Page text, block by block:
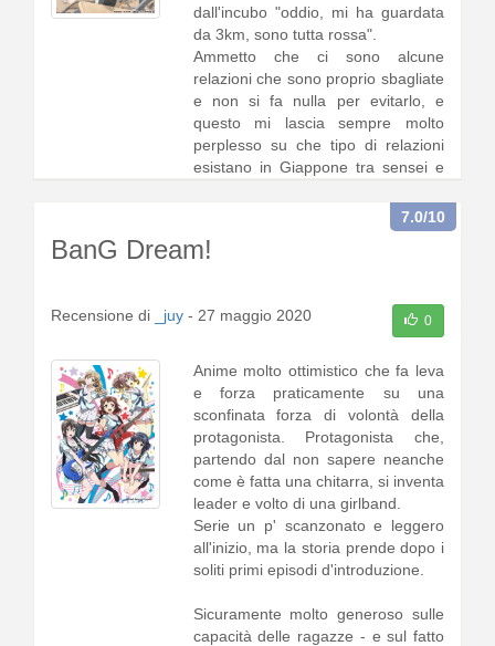
dall'incubo "oddio, mi ha guardata
da 3km, sono tutta rossa".
Ammetto che ci sono alcune
relazioni che sono proprio sbagliate
e non si fa nulla per evitarlo, e
questo mi lascia sempre molto
perplesso su che tipo di relazioni
esistano in Giappone tra sensei e
BanG Dream!
7.0/10
Recensione di _juy - 27 maggio 2020 0
Anime molto ottimistico che fa leva
e forza praticamente su una
sconfinata forza di volontà della
protagonista. Protagonista che,
partendo dal non sapere neanche
come è fatta una chitarra, si inventa
leader e volto di una girlband.
Serie un p' scanzonato e leggero
all'inizio, ma la storia prende dopo i
soliti primi episodi d'introduzione.
Sicuramente molto generoso sulle
capacità delle ragazze - e sul fatto